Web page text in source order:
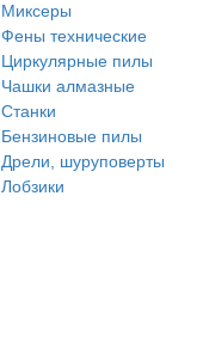
Миксеры
Фены технические
Циркулярные пилы
Чашки алмазные
Станки
Бензиновые пилы
Дрели, шуруповерты
Лобзики